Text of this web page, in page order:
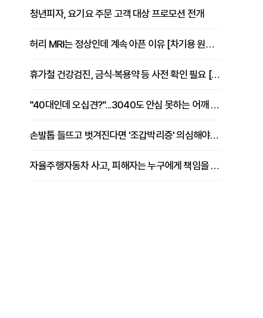
청년피자, 요기요 주문 고객 대상 프로모션 전개
허리 MRI는 정상인데 계속 아픈 이유 [차기용 원장 칼럼]
휴가철 건강검진, 금식·복용약 등 사전 확인 필요 [정도감 원장 칼럼]
"40대인데 오십견?"...3040도 안심 못하는 어깨 유착성 관절낭염
손발톱 들뜨고 벗겨진다면 '조갑박리증' 의심해야 [김철윤 원장 칼럼]
자율주행자동차 사고, 피해자는 누구에게 책임을 물을 수 있을까